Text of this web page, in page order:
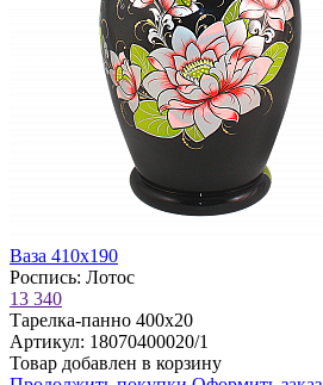
Ваза 410х190
Роспись: Лотос
13 340
Тарелка-панно 400х20
Артикул: 18070400020/1
Товар добавлен в корзину